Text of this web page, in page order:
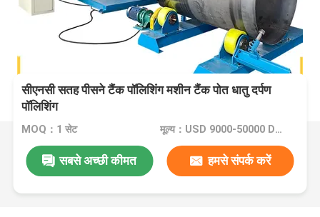
सीएनसी सतह पीसने टैंक पॉलिशिंग मशीन टैंक पोत धातु दर्पण
पॉलिशिंग
MOQ：1 सेट मूल्य：USD 9000-50000 Dollar per set
सबसे अच्छी कीमत हमसे संपर्क करें